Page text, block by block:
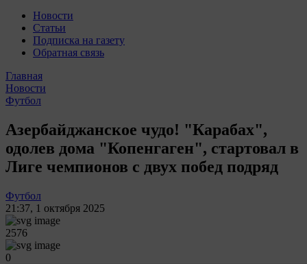
Новости
Статьи
Подписка на газету
Обратная связь
Главная
Новости
Футбол
Азербайджанское чудо! "Карабах",
одолев дома "Копенгаген", стартовал в
Лиге чемпионов с двух побед подряд
Футбол
21:37, 1 октября 2025
2576
0